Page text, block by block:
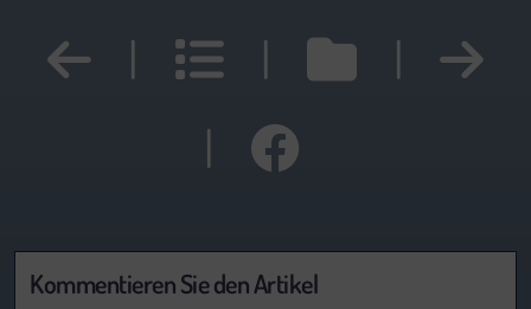
| |
|
|
Kommentieren Sie den Artikel